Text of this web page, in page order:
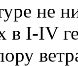
не
в I-IV